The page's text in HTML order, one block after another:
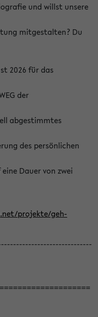
und willst unsere
mitgestalten? Du
2026 für das
der
abgestimmtes
des persönlichen
Dauer von zwei
projekte/geh-